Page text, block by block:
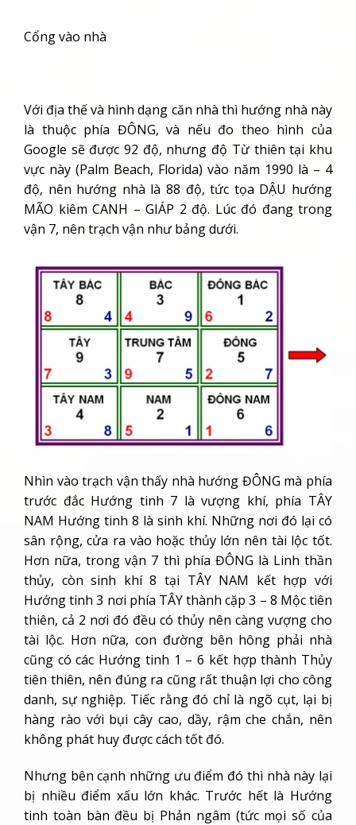
Cổng vào nhà
Với địa thế và hình dạng căn nhà thì hướng nhà này
là thuộc phía ĐÔNG, và nếu đo theo hình của
Google sẽ được 92 độ, nhưng độ Từ thiên tại khu
vực này (Palm Beach, Florida) vào năm 1990 là – 4
độ, nên hướng nhà là 88 độ, tức tọa DẬU hướng
MÃO kiêm CANH – GIÁP 2 độ. Lúc đó đang trong
vận 7, nên trạch vận như bảng dưới.
Nhìn vào trạch vận thấy nhà hướng ĐÔNG mà phía
trước đắc Hướng tinh 7 là vượng khí, phía TÂY
NAM Hướng tinh 8 là sinh khí. Những nơi đó lại có
sân rộng, cửa ra vào hoặc thủy lớn nên tài lộc tốt.
Hơn nữa, trong vận 7 thì phía ĐÔNG là Linh thần
thủy, còn sinh khí 8 tại TÂY NAM kết hợp với
Hướng tinh 3 nơi phía TÂY thành cặp 3 – 8 Mộc tiên
thiên, cả 2 nơi đó đều có thủy nên càng vượng cho
tài lộc. Hơn nữa, con đường bên hông phải nhà
cũng có các Hướng tinh 1 – 6 kết hợp thành Thủy
tiên thiên, nên đúng ra cũng rất thuận lợi cho công
danh, sự nghiệp. Tiếc rằng đó chỉ là ngõ cụt, lại bị
hàng rào với bụi cây cao, dầy, rậm che chắn, nên
không phát huy được cách tốt đó.
Nhưng bên cạnh những ưu điểm đó thì nhà này lại
bị nhiều điểm xấu lớn khác. Trước hết là Hướng
tinh toàn bàn đều bị Phản ngâm (tức mọi số của